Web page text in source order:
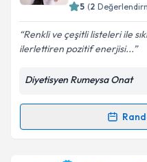
Kişisel verilerimin
kapsamda
5 (2
Renkli ve çeşitli listeleri ile
ilerlettiren pozitif enerjisi...
Diyetisyen Rumeysa Onat
Randevu Takvimi